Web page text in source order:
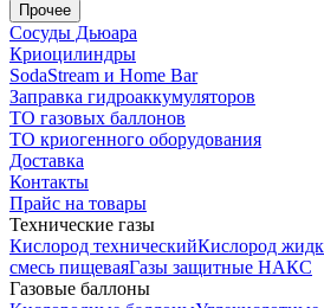
Прочее
Сосуды Дьюара
Криоцилиндры
SodaStream и Home Bar
Заправка гидроаккумуляторов
ТО газовых баллонов
ТО криогенного оборудования
Доставка
Контакты
Прайс на товары
Технические газы
Кислород техническийКислород
смесь пищеваяГазы защитные НАКС
Газовые баллоны